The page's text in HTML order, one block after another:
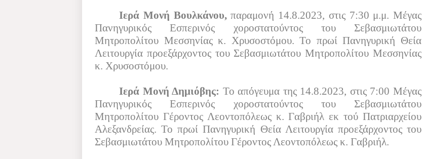
Ιερά Μονή Βουλκάνου,παραμονή 14.8.2023, στις 7:30 μ.μ. Μέγας
Πανηγυρικός Εσπερινός χοροστατούντος του Σεβασμιωτάτου
Μητροπολίτου Μεσσηνίας κ. Χρυσοστόμου. Το πρωί Πανηγυρική Θεία
Λειτουργία προεξάρχοντος του Σεβασμιωτάτου Μητροπολίτου Μεσσηνίας
κ. Χρυσοστόμου.
Ιερά Μονή Δημιόβης: Το απόγευμα της 14.8.2023, στις 7:00 Μέγας
Πανηγυρικός Εσπερινός χοροστατούντος του Σεβασμιωτάτου
Μητροπολίτου Γέροντος Λεοντοπόλεως κ. Γαβριήλ εκ τού Πατριαρχείου
Αλεξανδρείας. Το πρωί Πανηγυρική Θεία Λειτουργία προεξάρχοντος του
Σεβασμιωτάτου Μητροπολίτου Γέροντος Λεοντοπόλεως κ. Γαβριήλ.